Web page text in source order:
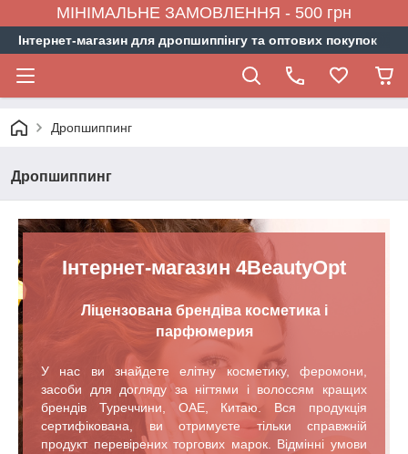
МІНІМАЛЬНЕ ЗАМОВЛЕННЯ - 500 грн
Інтернет-магазин для дропшиппінгу та оптових покупок
Дропшиппинг
Дропшиппинг
Інтернет-магазин 4BeautyOpt
Ліцензована брендіва косметика і
парфюмерия
У нас ви знайдете елітну косметику, феромони,
засоби для догляду за нігтями і волоссям кращих
брендів Туреччини, ОАЕ, Китаю. Вся продукція
сертифікована, ви отримуєте тільки справжній
продукт перевірених торгових марок. Відмінні умови